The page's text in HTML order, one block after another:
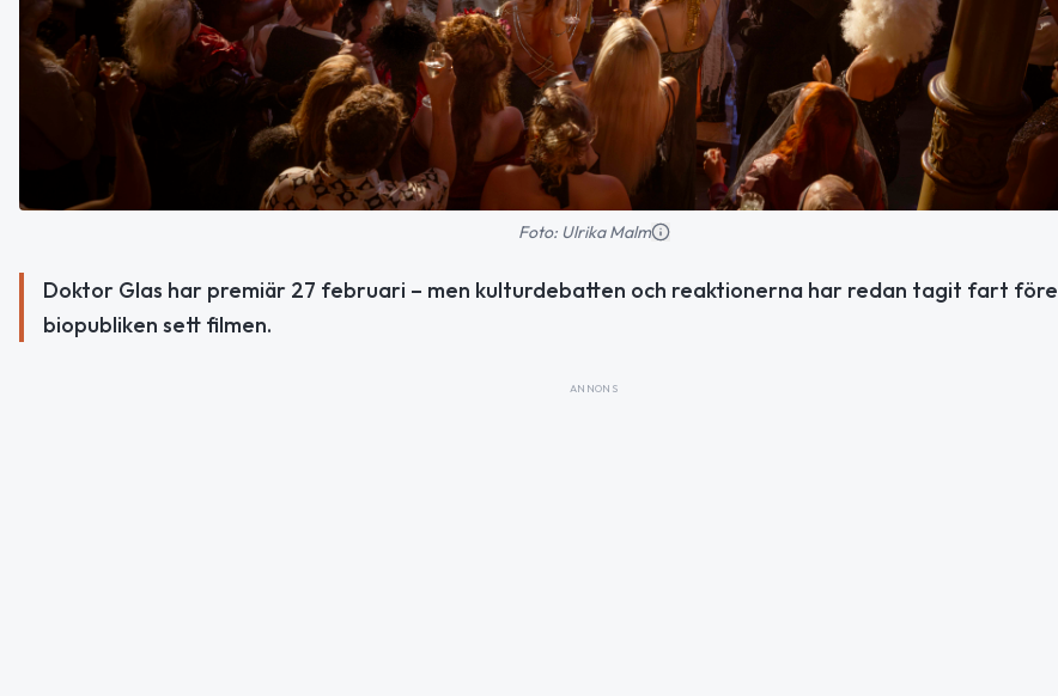
Foto: Ulrika Malm
Doktor Glas har premiär 27 februari – men kulturdebatten och reaktionerna har redan tagit fart före
biopubliken sett filmen.
ANNONS